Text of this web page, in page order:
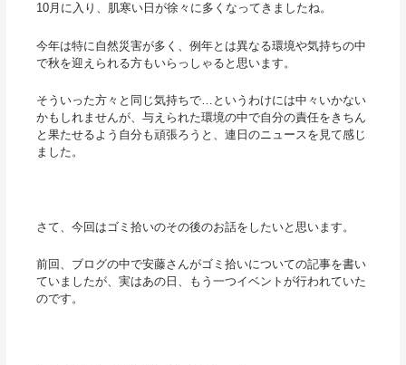
10月に入り、肌寒い日が徐々に多くなってきましたね。
今年は特に自然災害が多く、例年とは異なる環境や気持ちの中
で秋を迎えられる方もいらっしゃると思います。
そういった方々と同じ気持ちで…というわけには中々いかない
かもしれませんが、与えられた環境の中で自分の責任をきちん
と果たせるよう自分も頑張ろうと、連日のニュースを見て感じ
ました。
さて、今回はゴミ拾いのその後のお話をしたいと思います。
前回、ブログの中で安藤さんがゴミ拾いについての記事を書い
ていましたが、実はあの日、もう一つイベントが行われていた
のです。